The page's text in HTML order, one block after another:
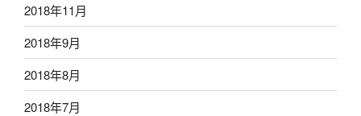
2018年11月
2018年9月
2018年8月
2018年7月